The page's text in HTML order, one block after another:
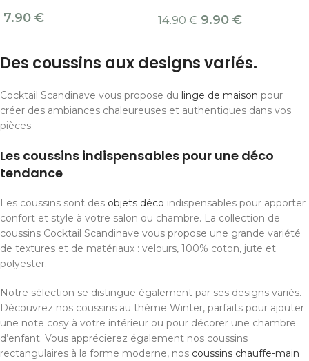
7.90 € 14.90€ 9.90 €
Des coussins aux designs variés.
Cocktail Scandinave vous propose du linge de maison pour
créer des ambiances chaleureuses et authentiques dans vos
pièces.
Les coussins indispensables pour une déco
tendance
Les coussins sont des objets déco indispensables pour apporter
confort et style à votre salon ou chambre. La collection de
coussins Cocktail Scandinave vous propose une grande variété
de textures et de matériaux : velours, 100% coton, jute et
polyester.
Notre sélection se distingue également par ses designs variés.
Découvrez nos coussins au thème Winter, parfaits pour ajouter
une note cosy à votre intérieur ou pour décorer une chambre
d’enfant. Vous apprécierez également nos coussins
rectangulaires à la forme moderne, nos coussins chauffe-main